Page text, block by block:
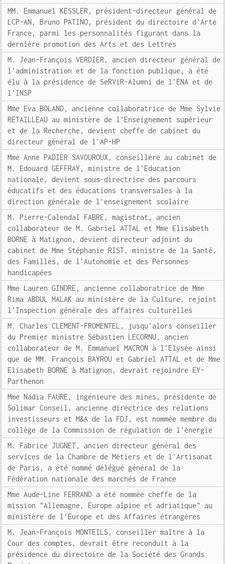
MM. Emmanuel KESSLER, président-directeur général de
LCP-AN, Bruno PATINO, président du directoire d'Arte
France, parmi les personnalités figurant dans la
dernière promotion des Arts et des Lettres
M. Jean-François VERDIER, ancien directeur général de
l'administration et de la fonction publique, a été
élu à la présidence de SeRViR-Alumni de l'ENA et de
l'INSP
Mme Eva BOLAND, ancienne collaboratrice de Mme Sylvie
RETAILLEAU au ministère de l'Enseignement supérieur
et de la Recherche, devient cheffe de cabinet du
directeur général de l'AP-HP
Mme Anne PADIER SAVOUROUX, conseillère au cabinet de
M. Edouard GEFFRAY, ministre de l'Education
nationale, devient sous-directrice des parcours
éducatifs et des éducations transversales à la
direction générale de l'enseignement scolaire
M. Pierre-Calendal FABRE, magistrat, ancien
collaborateur de M. Gabriel ATTAL et Mme Elisabeth
BORNE à Matignon, devient directeur adjoint du
cabinet de Mme Stéphanie RIST, ministre de la Santé,
des Familles, de l'Autonomie et des Personnes
handicapées
Mme Lauren GINDRE, ancienne collaboratrice de Mme
Rima ABDUL MALAK au ministère de la Culture, rejoint
l'Inspection générale des affaires culturelles
M. Charles CLEMENT-FROMENTEL, jusqu'alors conseiller
du Premier ministre Sébastien LECORNU, ancien
collaborateur de M. Emmanuel MACRON à l'Elysée ainsi
que de MM. François BAYROU et Gabriel ATTAL et de Mme
Elisabeth BORNE à Matignon, devrait rejoindre EY-
Parthenon
Mme Nadia FAURE, ingénieure des mines, présidente de
Solimar Conseil, ancienne directrice des relations
investisseurs et M&A de la FDJ, est nommée membre du
collège de la Commission de régulation de l'énergie
M. Fabrice JUGNET, ancien directeur général des
services de la Chambre de Métiers et de l'Artisanat
de Paris, a été nommé délégué général de la
Fédération nationale des marchés de France
Mme Aude-Line FERRAND a été nommée cheffe de la
mission "Allemagne, Europe alpine et adriatique" au
ministère de l'Europe et des Affaires étrangères
M. Jean-François MONTEILS, conseiller maître à la
Cour des comptes, devrait être reconduit à la
présidence du directoire de la Société des Grands